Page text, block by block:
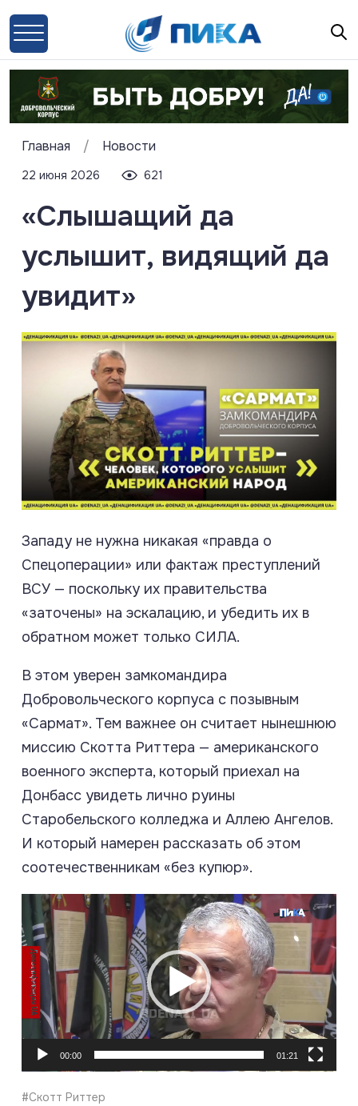
Главная / Новости
22 июня 2026 621
«Слышащий да
услышит, видящий да
увидит»
Западу не нужна никакая «правда о
Спецоперации» или фактаж преступлений
ВСУ — поскольку их правительства
«заточены» на эскалацию, и убедить их в
обратном может только СИЛА.
В этом уверен замкомандира
Добровольческого корпуса с позывным
«Сармат». Тем важнее он считает нынешнюю
миссию Скотта Риттера — американского
военного эксперта, который приехал на
Донбасс увидеть лично руины
Старобельского колледжа и Аллею Ангелов.
И который намерен рассказать об этом
соотечественникам «без купюр».
Видеоплеер
00:00 01:21
#Скотт Риттер